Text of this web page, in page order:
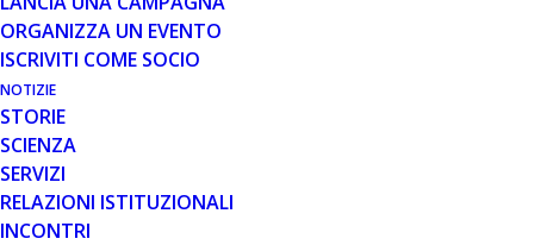
ORGANIZZA UN EVENTO
ISCRIVITI COME SOCIO
NOTIZIE
STORIE
SCIENZA
SERVIZI
RELAZIONI ISTITUZIONALI
INCONTRI
g, dimensioni A5, 14,8cm x 21cm
Quantità minima ordine 20 pezzi
Con ogni donazione dal nostro shop ci permetti di
portare avanti i nostri servizi in sostegno dei pazienti
che convivono con la distrofia muscolare di Duchenne e
Becker e delle loro famiglie